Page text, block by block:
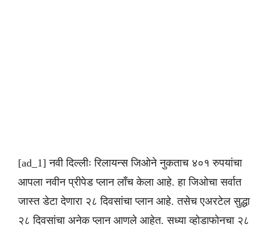
[ad_1] नवी दिल्लीः रिलायन्स जिओने नुकताच ४०१ रुपयांचा
आपला नवीन प्रीपेड प्लान लाँच केला आहे. हा जिओचा सर्वात
जास्त डेटा देणारा २८ दिवसांचा प्लान आहे. तसेच एअरटेल सुद्धा
२८ दिवसांचा अनेक प्लान आणले आहेत. सध्या व्होडाफोनचा २८